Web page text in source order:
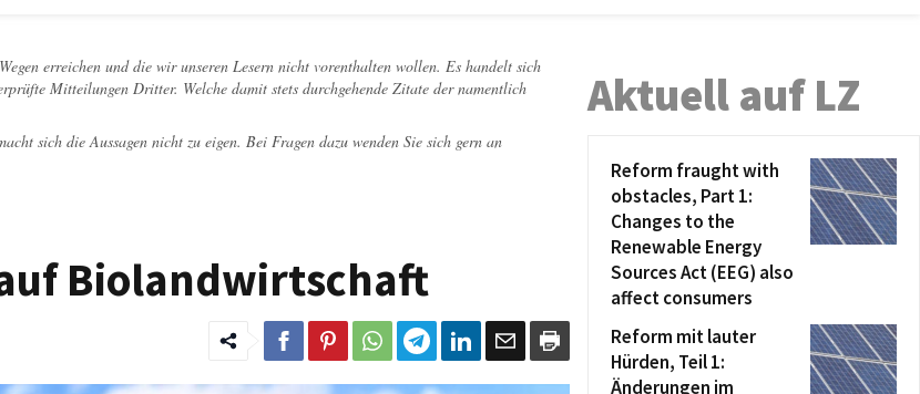
erreichen und die wir unseren Lesern nicht vorenthalten wollen. Es handelt sich
Mitteilungen Dritter. Welche damit stets durchgehende Zitate der namentlich
sich die Aussagen nicht zu eigen. Bei Fragen dazu wenden Sie sich gern an
Biolandwirtschaft
Aktuell auf LZ
Reform fraught with
obstacles, Part 1:
Changes to the
Renewable Energy
Sources Act (EEG) also
affect consumers
Reform mit lauter
Hürden, Teil 1:
Änderungen im